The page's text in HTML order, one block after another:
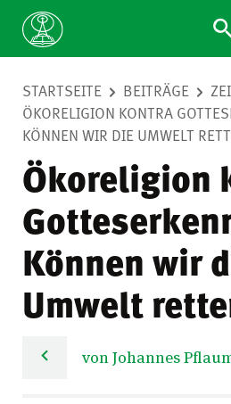
STARTSEITE BEITRÄGE
ÖKORELIGION KONTRA
KÖNNEN WIR DIE UMWELT
Ökoreligion
Können wir
Umwelt
von Johannes